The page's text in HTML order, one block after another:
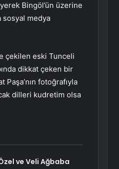
Bingöl’ün üzerine
sosyal medya
çekilen eski Tunceli
dikkat çeken bir
Paşa’nın fotoğrafıyla
dilleri kudretim olsa
ve Veli Ağbaba